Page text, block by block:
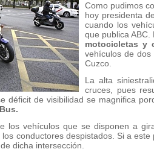
Como pudimos
hoy presidenta
cuando los
que publica
motocicletas y
vehículos de
Cuzco.
La alta
cruces, pues
déficit de visibilidad se magnifica
los vehículos que se disponen a
conductores despistados. Si a
dicha intersección.